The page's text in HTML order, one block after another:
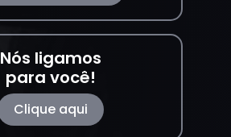
Nós ligamos
para você!
Clique aqui